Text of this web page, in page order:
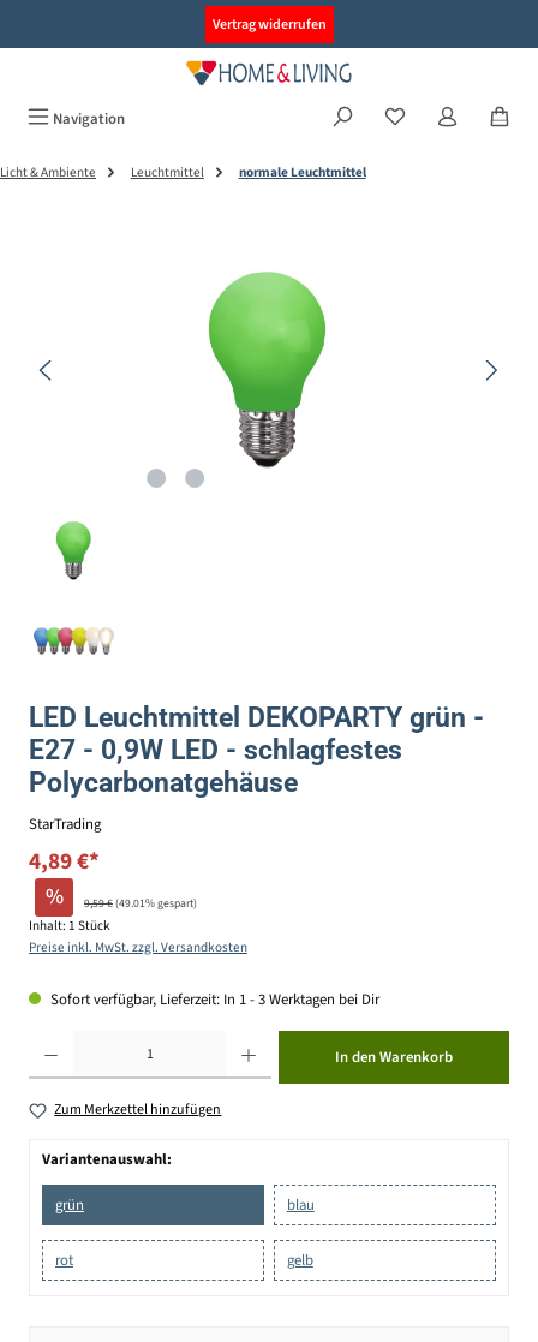
Vertrag widerrufen
Navigation
Licht & Ambiente Leuchtmittel normale Leuchtmittel
LED Leuchtmittel DEKOPARTY grün -
E27 - 0,9W LED - schlagfestes
Polycarbonatgehäuse
StarTrading
4,89 €*
% 9,59 €(49.01% gespart)
Inhalt: 1 Stück
Preise inkl. MwSt. zzgl. Versandkosten
Sofort verfügbar, Lieferzeit: In 1 - 3 Werktagen bei Dir
In den Warenkorb
Zum Merkzettel hinzufügen
Variantenauswahl:
grün blau
rot gelb